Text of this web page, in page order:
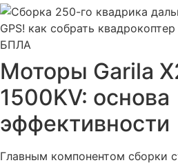
Моторы Garila
1500KV: основа
эффективности
Главным компонентом сборки